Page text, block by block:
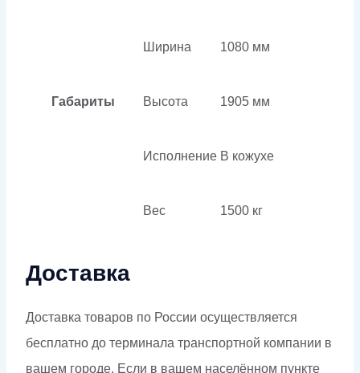
Габариты
Ширина 1080 мм
Высота 1905 мм
Исполнение В кожухе
Вес 1500 кг
Доставка
Доставка товаров по России осуществляется
бесплатно до терминала транспортной компании в
вашем городе. Если в вашем населённом пункте